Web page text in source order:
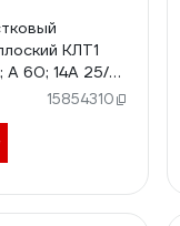
КЛТ1
А 60; 14А 25/
15854310